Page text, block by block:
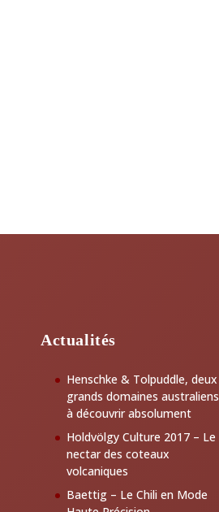
Actualités
Henschke & Tolpuddle, deux
grands domaines australiens
à découvrir absolument
Holdvölgy Culture 2017 – Le
nectar des coteaux
volcaniques
Baettig – Le Chili en Mode